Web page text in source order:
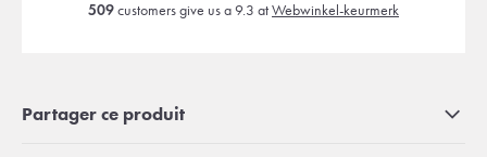
509customers give us a 9.3 atWebwinkel-keurmerk
Partager ce produit